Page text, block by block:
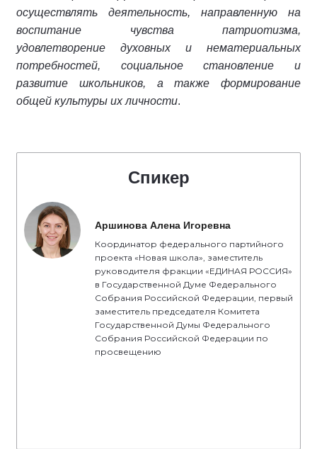
осуществлять деятельность, направленную на
воспитание чувства патриотизма,
удовлетворение духовных и нематериальных
потребностей, социальное становление и
развитие школьников, а также формирование
общей культуры их личности.
Спикер
Аршинова Алена Игоревна
Координатор федерального партийного
проекта «Новая школа», заместитель
руководителя фракции «ЕДИНАЯ РОССИЯ»
в Государственной Думе Федерального
Собрания Российской Федерации, первый
заместитель председателя Комитета
Государственной Думы Федерального
Собрания Российской Федерации по
просвещению